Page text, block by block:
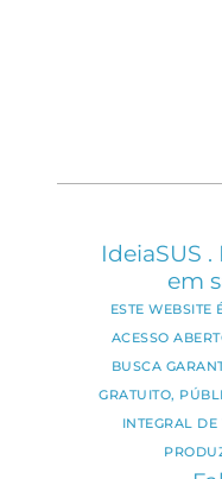
IdeiaSUS
em
ESTE WEBSITE
ACESSO
BUSCA
GRATUITO,
INTEGRAL